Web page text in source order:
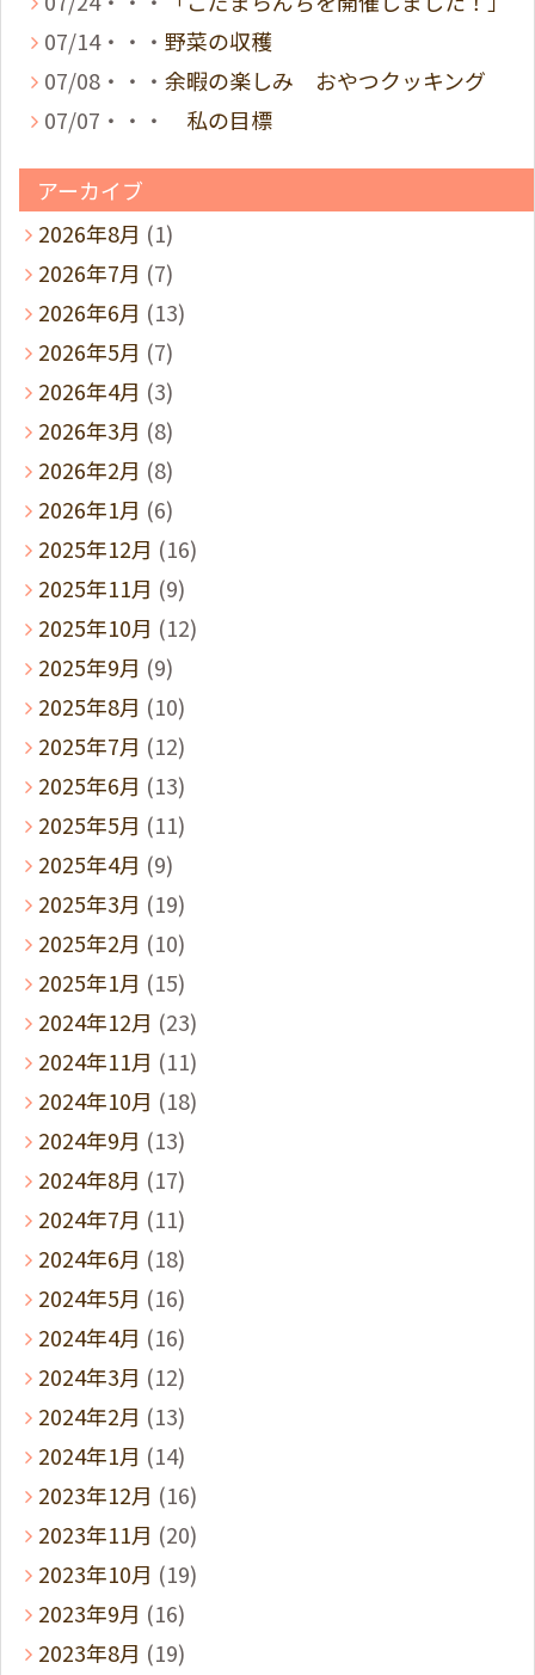
07/14・・・ 野菜の収穫
07/08・・・ 余暇の楽しみ おやつクッキング
07/07・・・
私の目標
アーカイブ
2026年8月 (1)
2026年7月 (7)
2026年6月 (13)
2026年5月 (7)
2026年4月 (3)
2026年3月 (8)
2026年2月 (8)
2026年1月 (6)
2025年12月 (16)
2025年11月 (9)
2025年10月 (12)
2025年9月 (9)
2025年8月 (10)
2025年7月 (12)
2025年6月 (13)
2025年5月 (11)
2025年4月 (9)
2025年3月 (19)
2025年2月 (10)
2025年1月 (15)
2024年12月 (23)
2024年11月 (11)
2024年10月 (18)
2024年9月 (13)
2024年8月 (17)
2024年7月 (11)
2024年6月 (18)
2024年5月 (16)
2024年4月 (16)
2024年3月 (12)
2024年2月 (13)
2024年1月 (14)
2023年12月 (16)
2023年11月 (20)
2023年10月 (19)
2023年9月 (16)
2023年8月 (19)